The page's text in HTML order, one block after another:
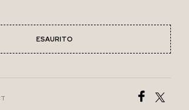
ESAURITO